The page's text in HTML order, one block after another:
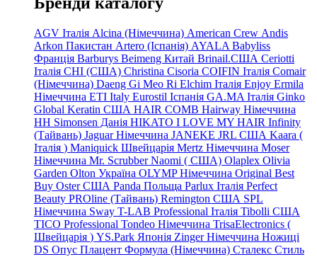
AGV Італія Alcina (Німеччина) American Crew Andis
Arkon Пакистан Artero (Іспанія) AYALA Babyliss
Франція Barburys Beimeng Китай Brinail.США Ceriotti
Італія CHI (США) Christina Cisoria COIFIN Італія Comair
(Німеччина) Daeng Gi Meo Ri Elchim Італія Enjoy Ermila
Німеччина ETI Italy Eurostil Іспанія GA.MA Італія Ginko
Global Keratin США HAIR COMB Hairway Німеччина
HH Simonsen Данія HIKATO I LOVE MY HAIR Infinity
(Тайвань) Jaguar Німеччина JANEKE JRL США Kaara (
Італія ) Maniquick Швейцарія Mertz Німеччина Moser
Німеччина Mr. Scrubber Naomi ( США) Olaplex Olivia
Garden Olton Україна OLYMP Німеччина Original Best
Buy Oster США Panda Польща Parlux Італія Perfect
Beauty PROline (Тайвань) Remington США SPL
Німеччина Sway T-LAB Professional Італія Tibolli США
TICO Professional Tondeo Німеччина TrisaElectronics (
Швейцарія ) YS.Park Японія Zinger Німеччина Ножиці
DS Опус Плацент Формула (Німеччина) Сталекс Стиль